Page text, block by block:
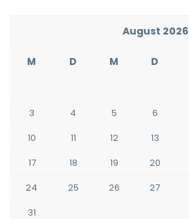
August 2026
M D M D
3
4 5 6
10
11 12 13
17
18 19 20
24
25 26 27
31